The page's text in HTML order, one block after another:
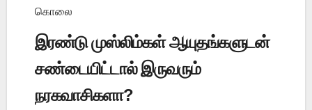
கொலை
இரண்டு முஸ்லிம்கள் ஆயுதங்களுடன்
சண்டையிட்டால் இருவரும்
நரகவாசிகளா?